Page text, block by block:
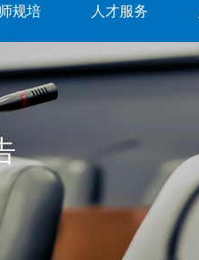
规培 人才服务